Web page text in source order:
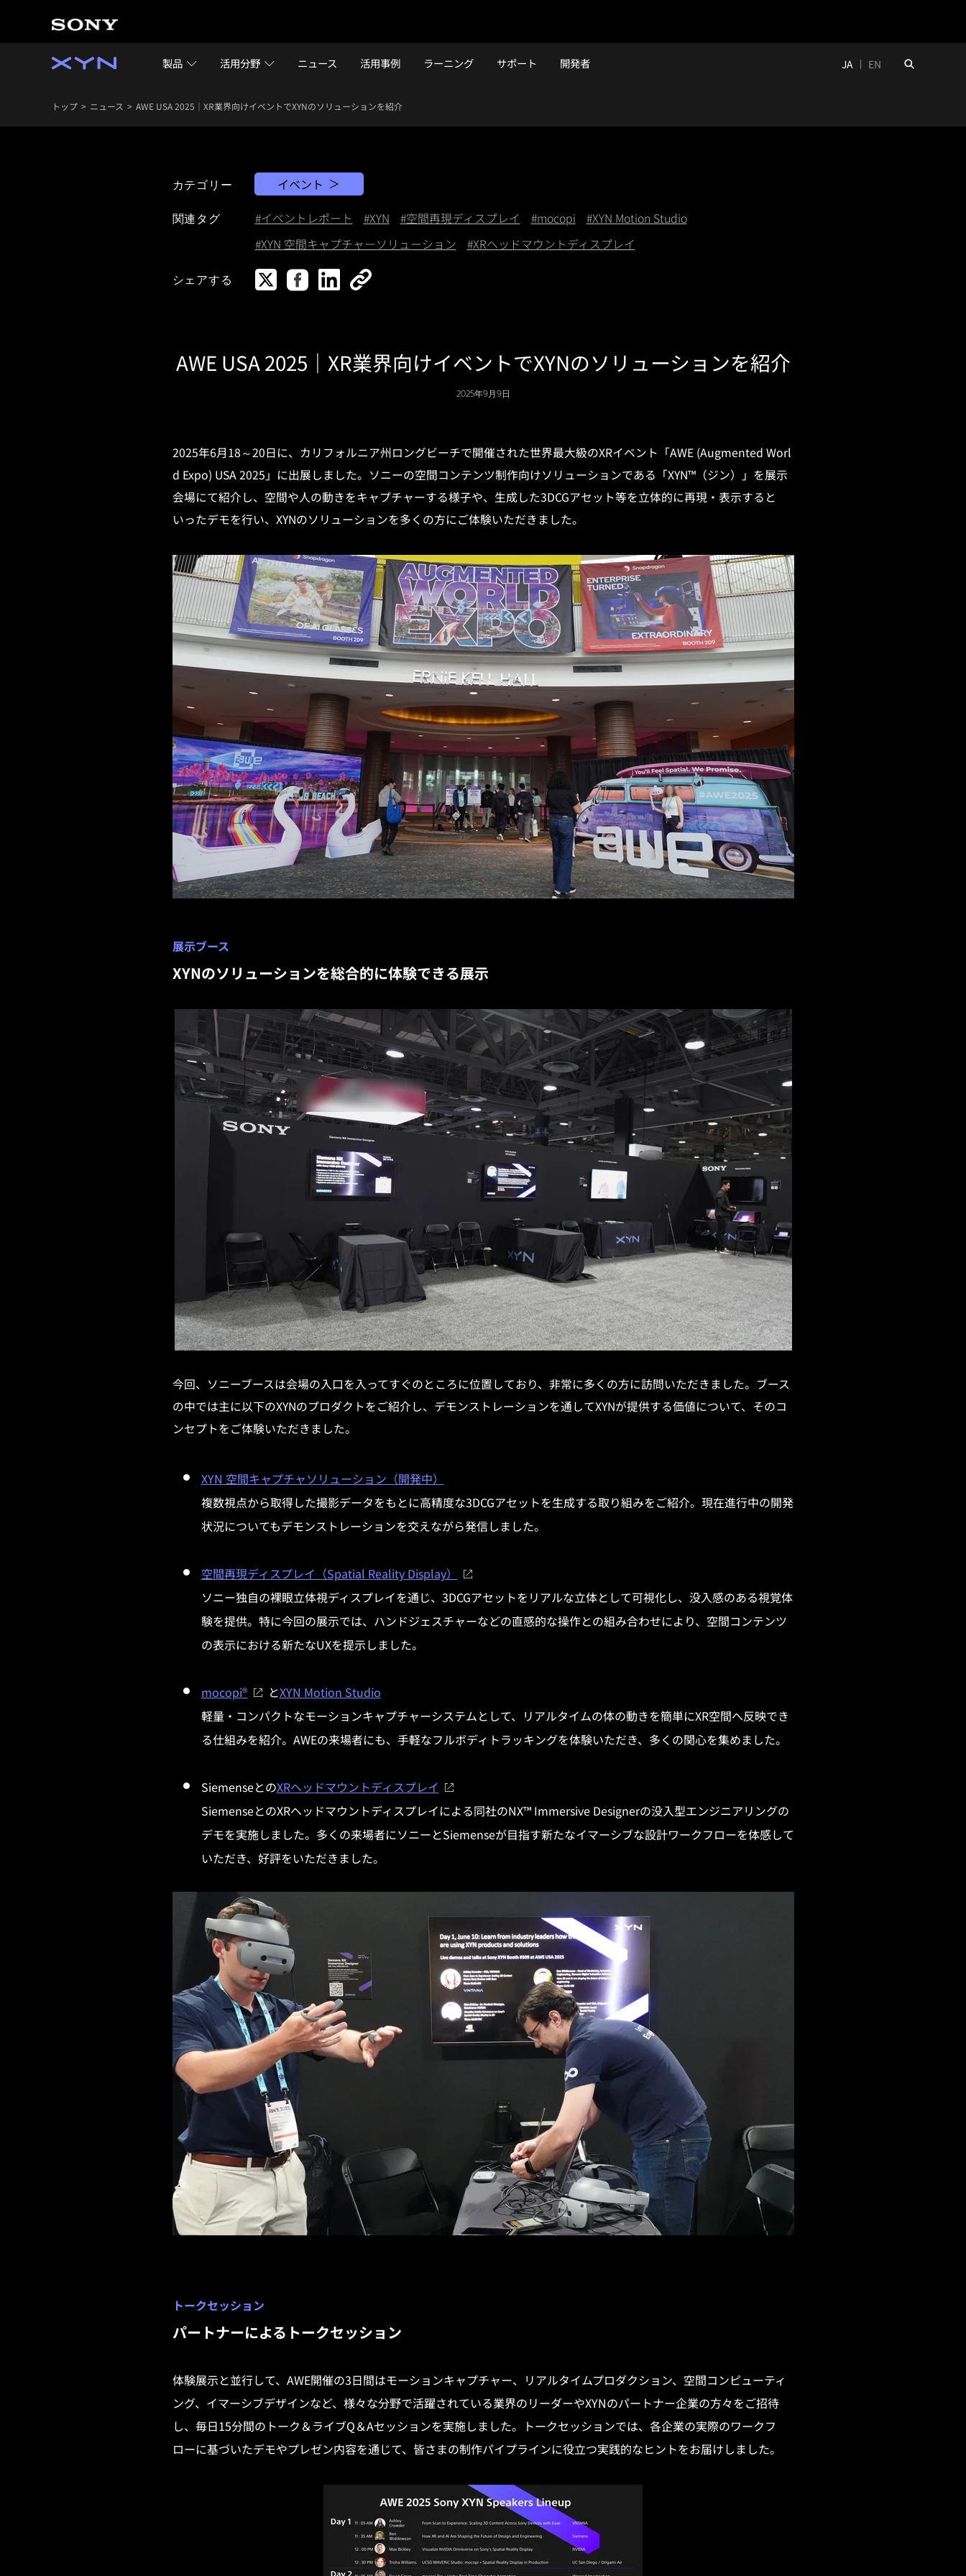
製品 活用分野 ニュース 活用事例 ラーニング サポート 開発者 JA EN
トップ ニュース AWE USA 2025｜XR業界向けイベントでXYNのソリューションを紹介
カテゴリー イベント
関連タグ #イベントレポート #XYN #空間再現ディスプレイ #mocopi
#XYN Motion Studio
#XYN 空間キャプチャーソリューション
#XRヘッドマウントディスプレイ
シェアする
AWE USA 2025｜XR業界向けイベントでXYNのソリューションを紹介
2025年9月9日
2025年6月18～20日に、カリフォルニア州ロングビーチで開催された世界最大級のXRイベント「AWE (Augmented Worl
d Expo) USA 2025」に出展しました。ソニーの空間コンテンツ制作向けソリューションである「XYN™（ジン）」を展示
会場にて紹介し、空間や人の動きをキャプチャーする様子や、生成した3DCGアセット等を立体的に再現・表示すると
いったデモを行い、XYNのソリューションを多くの方にご体験いただきました。
展示ブース
XYNのソリューションを総合的に体験できる展示
今回、ソニーブースは会場の入口を入ってすぐのところに位置しており、非常に多くの方に訪問いただきました。ブース
の中では主に以下のXYNのプロダクトをご紹介し、デモンストレーションを通してXYNが提供する価値について、そのコ
ンセプトをご体験いただきました。
XYN 空間キャプチャソリューション（開発中）
複数視点から取得した撮影データをもとに高精度な3DCGアセットを生成する取り組みをご紹介。現在進行中の開発
状況についてもデモンストレーションを交えながら発信しました。
空間再現ディスプレイ（Spatial Reality Display）
ソニー独自の裸眼立体視ディスプレイを通じ、3DCGアセットをリアルな立体として可視化し、没入感のある視覚体
験を提供。特に今回の展示では、ハンドジェスチャーなどの直感的な操作との組み合わせにより、空間コンテンツ
の表示における新たなUXを提示しました。
mocopi® とXYN Motion Studio
軽量・コンパクトなモーションキャプチャーシステムとして、リアルタイムの体の動きを簡単にXR空間へ反映でき
る仕組みを紹介。AWEの来場者にも、手軽なフルボディトラッキングを体験いただき、多くの関心を集めました。
SiemenseとのXRヘッドマウントディスプレイ
SiemenseとのXRヘッドマウントディスプレイによる同社のNX™ Immersive Designerの没入型エンジニアリングの
デモを実施しました。多くの来場者にソニーとSiemenseが目指す新たなイマーシブな設計ワークフローを体感して
いただき、好評をいただきました。
トークセッション
パートナーによるトークセッション
体験展示と並行して、AWE開催の3日間はモーションキャプチャー、リアルタイムプロダクション、空間コンピューティ
ング、イマーシブデザインなど、様々な分野で活躍されている業界のリーダーやXYNのパートナー企業の方々をご招待
し、毎日15分間のトーク＆ライブQ＆Aセッションを実施しました。トークセッションでは、各企業の実際のワークフ
ローに基づいたデモやプレゼン内容を通じて、皆さまの制作パイプラインに役立つ実践的なヒントをお届けしました。